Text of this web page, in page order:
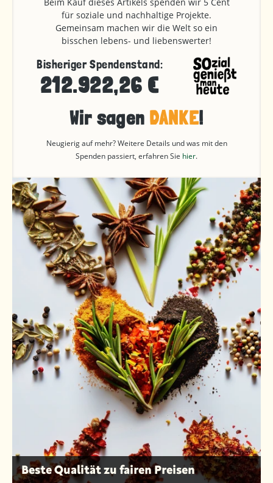
für soziale und nachhaltige Projekte.
Gemeinsam machen wir die Welt so ein
bisschen lebens- und liebenswerter!
Bisheriger Spendenstand:
212.922,26 €
Wir sagen DANKE!
Neugierig auf mehr? Weitere Details und was mit den
Spenden passiert, erfahren Sie hier.
Beste Qualität zu fairen Preisen